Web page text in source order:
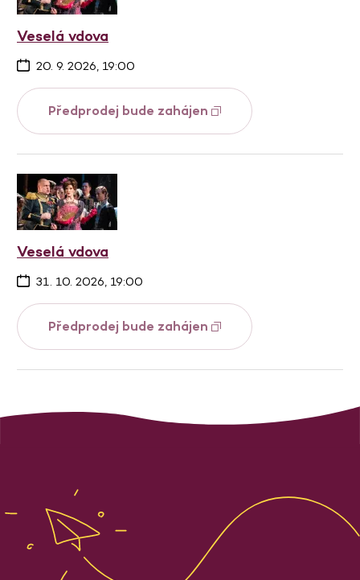
Veselá vdova
20. 9. 2026, 19:00
Předprodej bude zahájen
Veselá vdova
31. 10. 2026, 19:00
Předprodej bude zahájen